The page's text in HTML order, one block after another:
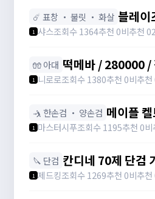
☄️ 표창 ・ 불릿 ・ 화살 블레
1 샤스조회수 1364추천 0비추천 0
🧤 아대 떡메바 /
1 니로로조회수 1380추천 0비추천
🤺 한손검 ・ 양손검 메이플
1 마스터시푸조회수 1195추천 0
🔪 단검 칸디네 70제 단검 가성비 삽니
https://
1 제드킹조회수 1269추천 0비추천